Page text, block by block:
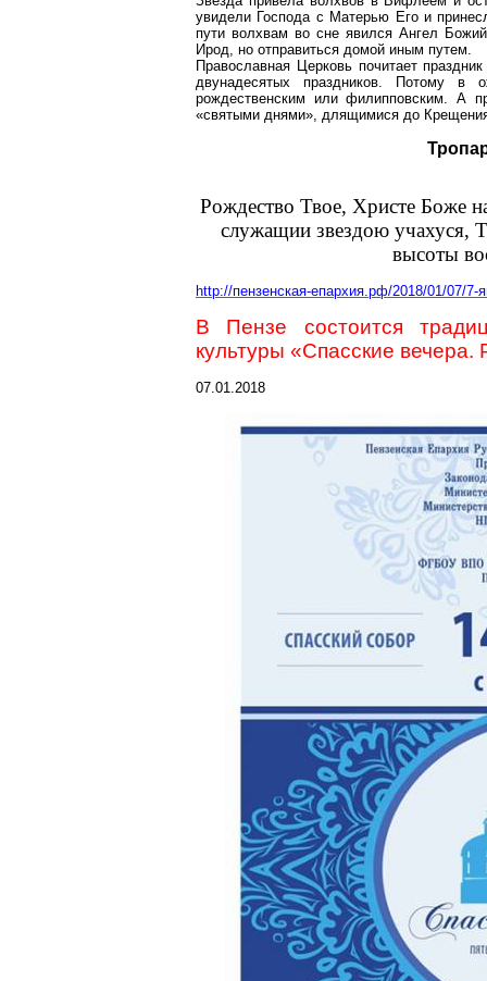
увидели Господа с Матерью Его и
пути волхвам во сне явился Ангел
Ирод, но отправиться домой иным путем.
Православная Церковь почитает
двунадесятых праздников. Потому в
рождественским или филипповским. А
«святыми днями», длящимися до
Рождество Твое, Христе Боже
служащии звездою учахуся,
высоты
http://пензенская-епархия.рф/2018/01/07/7-
В Пензе состоится
культуры «Спасские вечера.
07.01.2018